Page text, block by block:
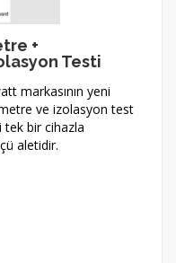
+
Testi
markasının yeni
ve izolasyon test
tek bir cihazla
aletidir.